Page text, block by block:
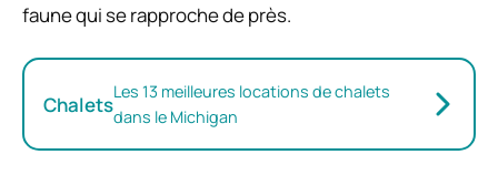
faune qui se rapproche de près.
ChaletsLes 13 meilleures locations de chalets
dans le Michigan